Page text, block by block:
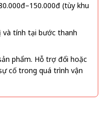
(tùy khu
và tính tại bước thanh
phẩm. Hỗ trợ đổi hoặc
cố trong quá trình vận